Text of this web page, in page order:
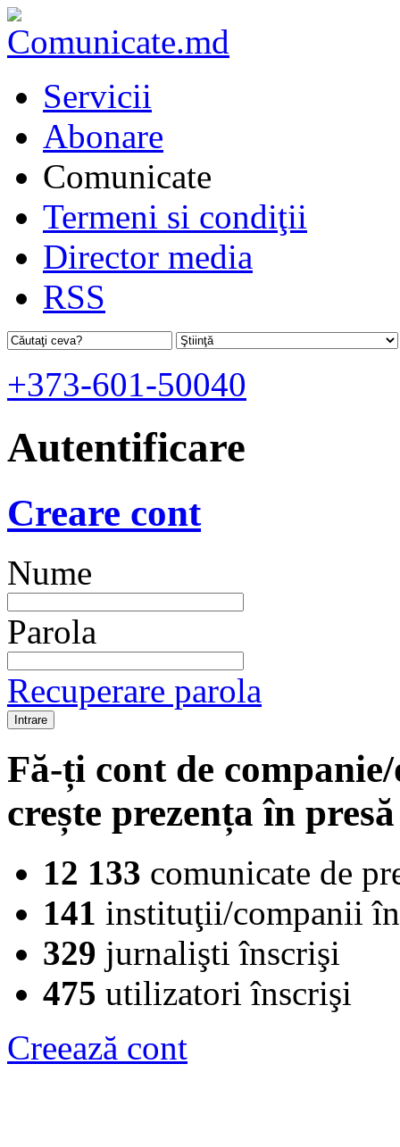
Servicii
Abonare
Comunicate
Termeni si condiţii
Director media
RSS
+373-601-50040
Autentificare
Creare cont
Nume
Parola
Recuperare parola
Fă-ți cont de
crește prezența în
12 133 comunicate de
141 instituţii/companii
329 jurnalişti înscrişi
475 utilizatori înscrişi
Creează cont